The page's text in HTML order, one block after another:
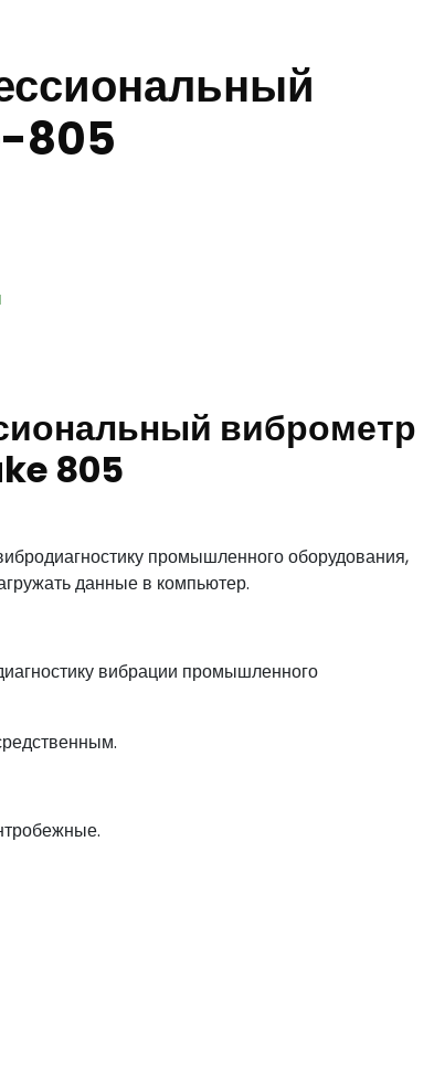
805
виброметр
805
промышленного оборудования,
данные в компьютер.
вибрации промышленного